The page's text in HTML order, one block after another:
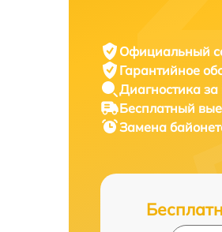
Официальный
Гарантийное
Диагностика за
Бесплатный
Замена